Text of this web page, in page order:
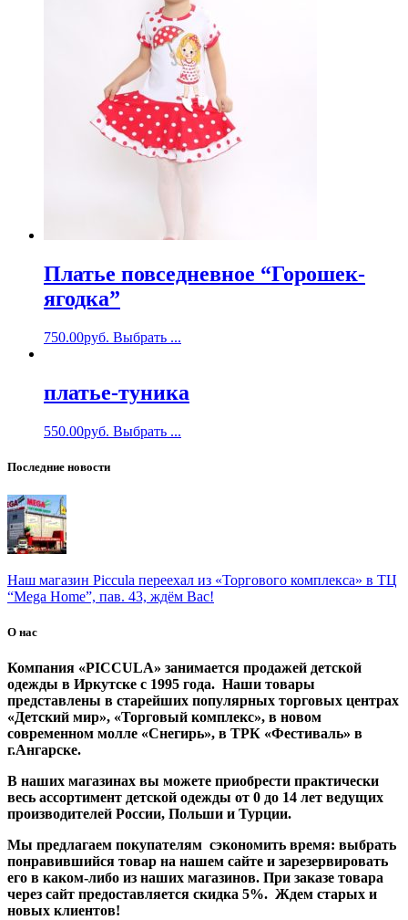
Платье повседневное “Горошек-
ягодка”
750.00руб. Выбрать ...
платье-туника
550.00руб. Выбрать ...
Последние новости
Наш магазин Piccula переехал из «Торгового комплекса» в ТЦ
“Mega Home”, пав. 43, ждём Вас!
О нас
Компания «PICCULA» занимается продажей детской
одежды в Иркутске с 1995 года. Наши товары
представлены в старейших популярных торговых центрах
«Детский мир», «Торговый комплекс», в новом
современном молле «Снегирь», в ТРК «Фестиваль» в
г.Ангарске.
В наших магазинах вы можете приобрести практически
весь ассортимент детской одежды от 0 до 14 лет ведущих
производителей России, Польши и Турции.
Мы предлагаем покупателям сэкономить время: выбрать
понравившийся товар на нашем сайте и зарезервировать
его в каком-либо из наших магазинов. При заказе товара
через сайт предоставляется скидка 5%. Ждем старых и
новых клиентов!